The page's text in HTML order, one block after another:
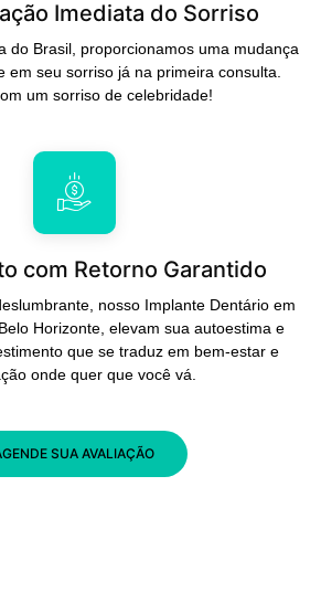
Imediata do Sorriso
do Brasil, proporcionamos uma mudança
em seu sorriso já na primeira consulta.
um sorriso de celebridade!
com Retorno Garantido
nosso Implante Dentário em
Horizonte, elevam sua autoestima e
que se traduz em bem-estar e
onde quer que você vá.
SUA AVALIAÇÃO